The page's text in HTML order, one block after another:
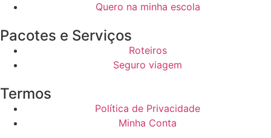
Quero na minha escola
Pacotes e Serviços
Roteiros
Seguro viagem
Termos
Política de Privacidade
Minha Conta